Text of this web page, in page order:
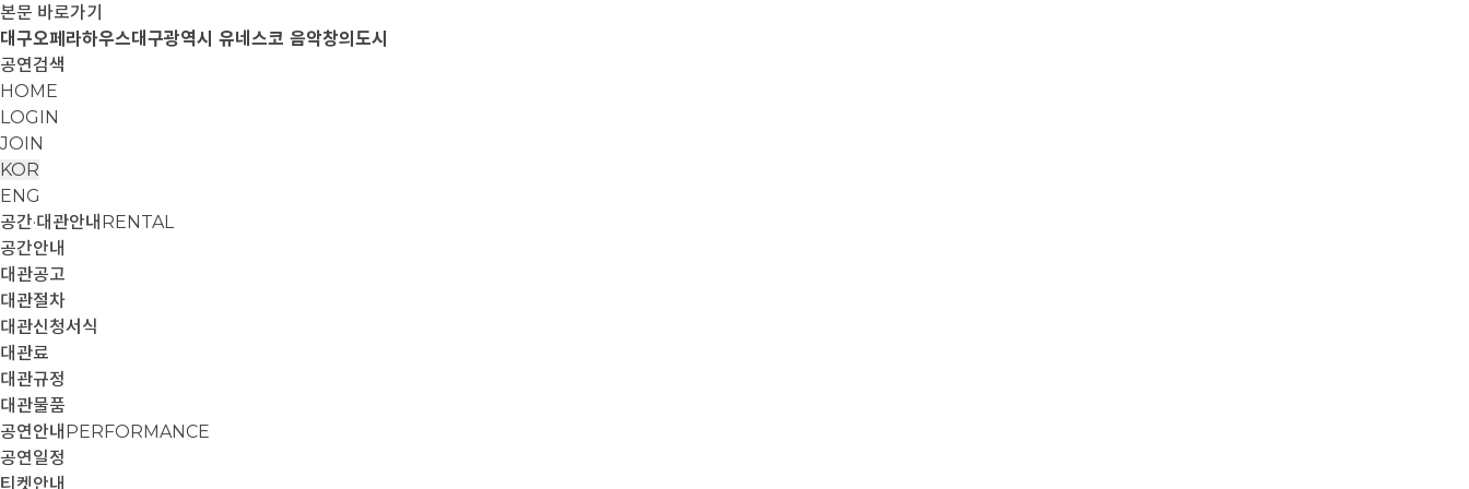
본문 바로가기
대구오페라하우스대구광역시 유네스코 음악창의도시
공연검색
HOME
LOGIN
JOIN
KOR
ENG
공간·대관안내 RENTAL
공간안내
대관공고
대관절차
대관신청서식
대관료
대관규정
대관물품
공연안내 PERFORMANCE
공연일정
티켓안내